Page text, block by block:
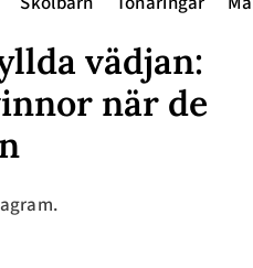
vädjan:
när de